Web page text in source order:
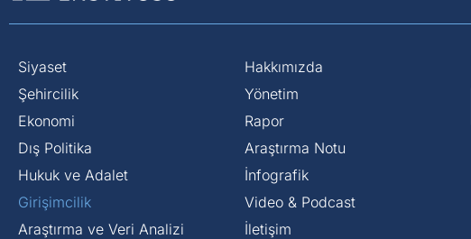
Siyaset
⁠Şehircilik
Ekonomi
Dış Politika
⁠Hukuk ve Adalet
Girişimcilik
Araştırma ve Veri Analizi
Hakkımızda
Yönetim
Rapor
Araştırma Notu
İnfografik
Video & Podcast
İletişim